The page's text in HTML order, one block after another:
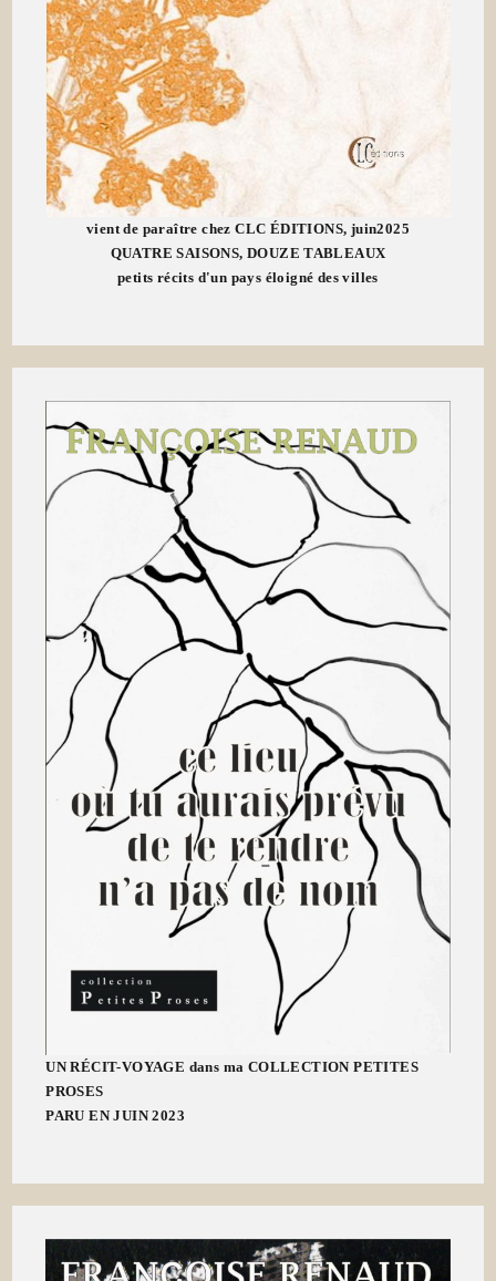
vient de paraître chez CLC ÉDITIONS, juin2025
QUATRE SAISONS, DOUZE TABLEAUX
petits récits d'un pays éloigné des villes
UN RÉCIT-VOYAGE dans ma COLLECTION PETITES
PROSES
PARU EN JUIN 2023